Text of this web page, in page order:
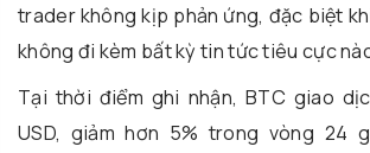
trader không kịp phản ứng, đặc biệt
không đi kèm bất kỳ tin tức tiêu cực
Tại thời điểm ghi nhận, BTC giao
USD, giảm hơn 5% trong vòng 24